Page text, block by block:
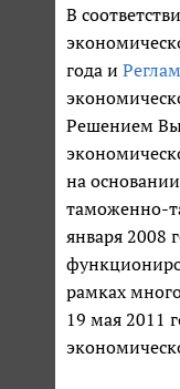
В
года и
Решением
на основании
таможенно-
января 2008
рамках
19 мая 2011